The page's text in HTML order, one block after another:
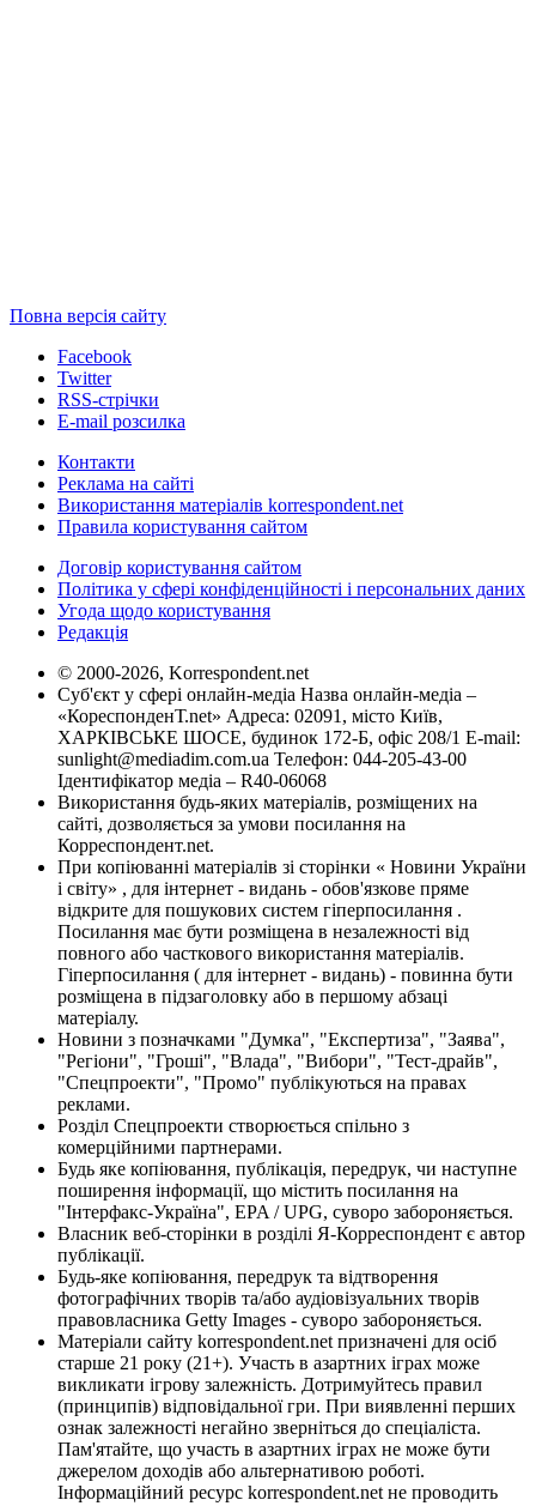
Повна версія сайту
Facebook
Twitter
RSS-стрічки
E-mail розсилка
Контакти
Реклама на сайті
Використання матеріалів korrespondent.net
Правила користування сайтом
Договір користування сайтом
Політика у сфері конфіденційності і персональних даних
Угода щодо користування
Редакція
© 2000-2026, Korrespondent.net
Суб'єкт у сфері онлайн-медіа Назва онлайн-медіа –
«КореспонденТ.net» Адреса: 02091, місто Київ,
ХАРКІВСЬКЕ ШОСЕ, будинок 172-Б, офіс 208/1 E-mail:
sunlight@mediadim.com.ua Телефон: 044-205-43-00
Ідентифікатор медіа – R40-06068
Використання будь-яких матеріалів, розміщених на
сайті, дозволяється за умови посилання на
Корреспондент.net.
При копіюванні матеріалів зі сторінки « Новини України
і світу» , для інтернет - видань - обов'язкове пряме
відкрите для пошукових систем гіперпосилання .
Посилання має бути розміщена в незалежності від
повного або часткового використання матеріалів.
Гіперпосилання ( для інтернет - видань) - повинна бути
розміщена в підзаголовку або в першому абзаці
матеріалу.
Новини з позначками "Думка", "Експертиза", "Заява",
"Регіони", "Гроші", "Влада", "Вибори", "Тест-драйв",
"Спецпроекти", "Промо" публікуються на правах
реклами.
Розділ Спецпроекти створюється спільно з
комерційними партнерами.
Будь яке копіювання, публікація, передрук, чи наступне
поширення інформації, що містить посилання на
"Інтерфакс-Україна", EPA / UPG, суворо забороняється.
Власник веб-сторінки в розділі Я-Корреспондент є автор
публікації.
Будь-яке копіювання, передрук та відтворення
фотографічних творів та/або аудіовізуальних творів
правовласника Getty Images - суворо забороняється.
Матеріали сайту korrespondent.net призначені для осіб
старше 21 року (21+). Участь в азартних іграх може
викликати ігрову залежність. Дотримуйтесь правил
(принципів) відповідальної гри. При виявленні перших
ознак залежності негайно зверніться до спеціаліста.
Пам'ятайте, що участь в азартних іграх не може бути
джерелом доходів або альтернативою роботі.
Інформаційний ресурс korrespondent.net не проводить